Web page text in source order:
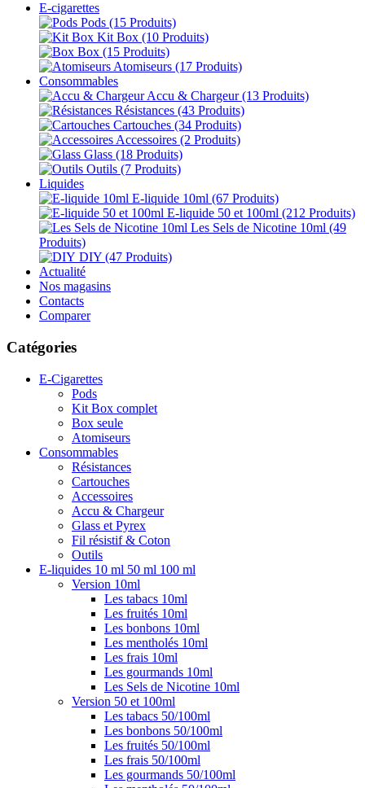
E-cigarettes
Pods (15 Produits)
Kit Box (10 Produits)
Box (15 Produits)
Atomiseurs (17 Produits)
Consommables
Accu & Chargeur(13 Produits)
Résistances (43 Produits)
Cartouches (34 Produits)
Accessoires (2 Produits)
Glass (18 Produits)
Outils (7 Produits)
Liquides
E-liquide 10ml (67 Produits)
E-liquide 50 et 100ml (212 Produits)
Les Sels de Nicotine 10ml (49
Produits)
DIY (47 Produits)
Actualité
Nos magasins
Contacts
Comparer
Catégories
E-Cigarettes
Pods
Kit Box complet
Box seule
Atomiseurs
Consommables
Résistances
Cartouches
Accessoires
Accu & Chargeur
Glass et Pyrex
Fil résistif & Coton
Outils
E-liquides 10 ml 50 ml 100 ml
Version 10ml
Les tabacs 10ml
Les fruités 10ml
Les bonbons 10ml
Les mentholés 10ml
Les frais 10ml
Les gourmands 10ml
Les Sels de Nicotine 10ml
Version 50 et 100ml
Les tabacs 50/100ml
Les bonbons 50/100ml
Les fruités 50/100ml
Les frais 50/100ml
Les gourmands 50/100ml